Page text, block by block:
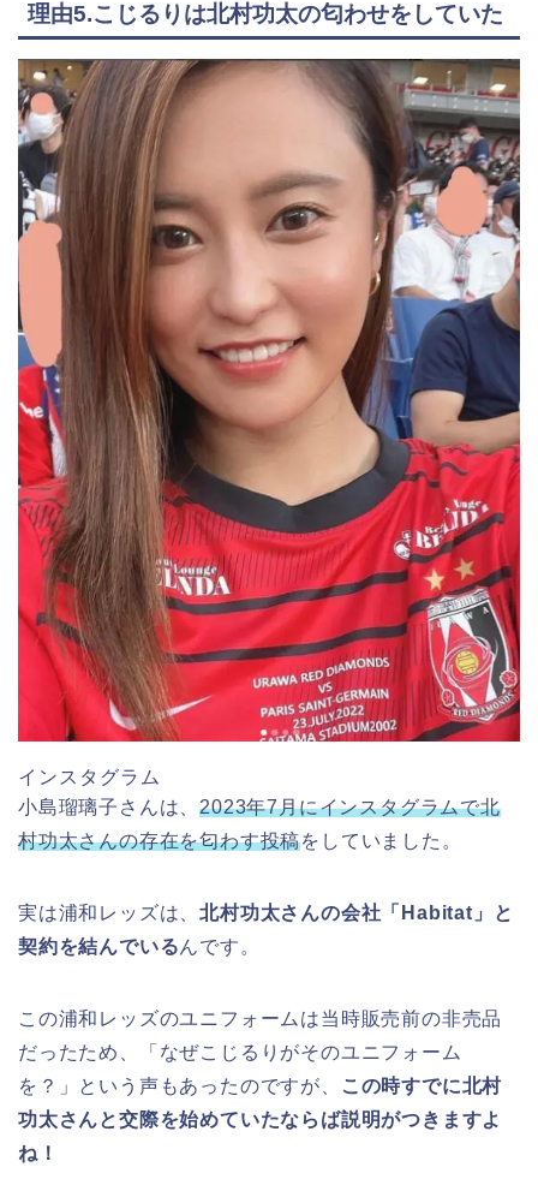
理由5.こじるりは北村功太の匂わせをしていた
インスタグラム
小島瑠璃子さんは、2023年7月にインスタグラムで北
村功太さんの存在を匂わす投稿をしていました。
実は浦和レッズは、北村功太さんの会社「Habitat」と
契約を結んでいるんです。
この浦和レッズのユニフォームは当時販売前の非売品
だったため、「なぜこじるりがそのユニフォーム
を？」という声もあったのですが、
この時すでに北村
功太さんと交際を始めていたならば説明がつきますよ
ね！